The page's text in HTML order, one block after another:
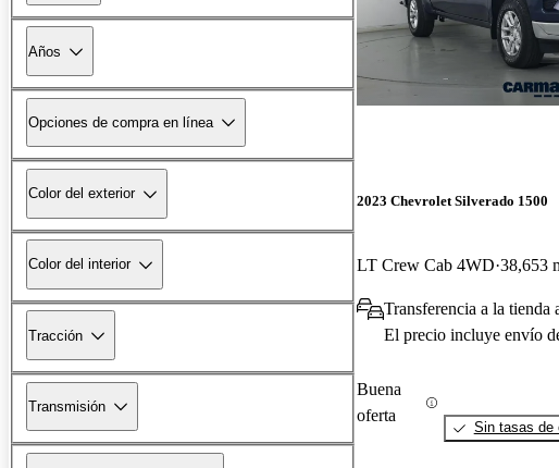
Años
Opciones de compra en línea
Color del exterior
Color del interior
Tracción
Transmisión
2023 Chevrolet Silverado 1500
LT Crew Cab 4WD 38,653
Transferencia a la tienda
El precio incluye envío
Buena
oferta
Sin tasas de